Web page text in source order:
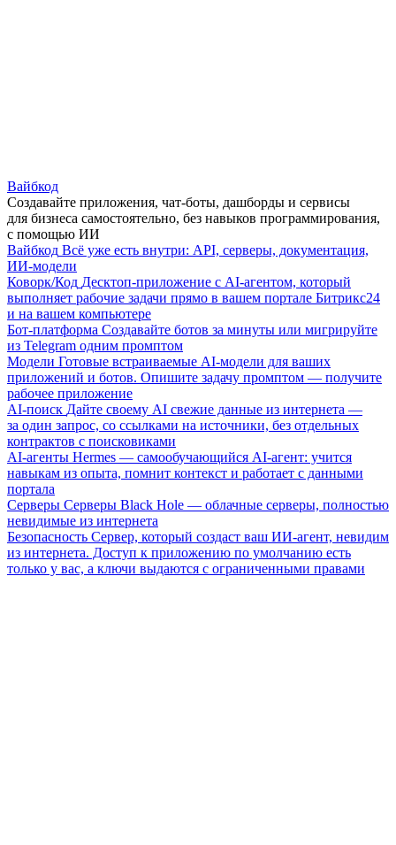
Вайбкод
Создавайте приложения, чат-боты, дашборды и сервисы
для бизнеса самостоятельно, без навыков программирования,
с помощью ИИ
Вайбкод Всё уже есть внутри: API, серверы, документация,
ИИ-модели
Коворк/Код Десктоп-приложение с AI-агентом, который
выполняет рабочие задачи прямо в вашем портале Битрикс24
и на вашем компьютере
Бот-платформа Создавайте ботов за минуты или мигрируйте
из Telegram одним промптом
Модели Готовые встраиваемые AI-модели для ваших
приложений и ботов. Опишите задачу промптом — получите
рабочее приложение
AI-поиск Дайте своему AI свежие данные из интернета —
за один запрос, со ссылками на источники, без отдельных
контрактов с поисковиками
AI-агенты Hermes — самообучающийся AI-агент: учится
навыкам из опыта, помнит контекст и работает с данными
портала
Серверы Серверы Black Hole — облачные серверы, полностью
невидимые из интернета
Безопасность Сервер, который создаст ваш ИИ-агент, невидим
из интернета. Доступ к приложению по умолчанию есть
только у вас, а ключи выдаются с ограниченными правами